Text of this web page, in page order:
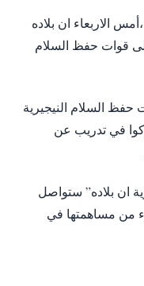
الاربعاء ان بلاده
الى قوات حفظ السلام
السلام النيجيرية
و45 ضابط شاركوا في تدريب عن
ان بلاده” ستواصل
من مساهمتها في